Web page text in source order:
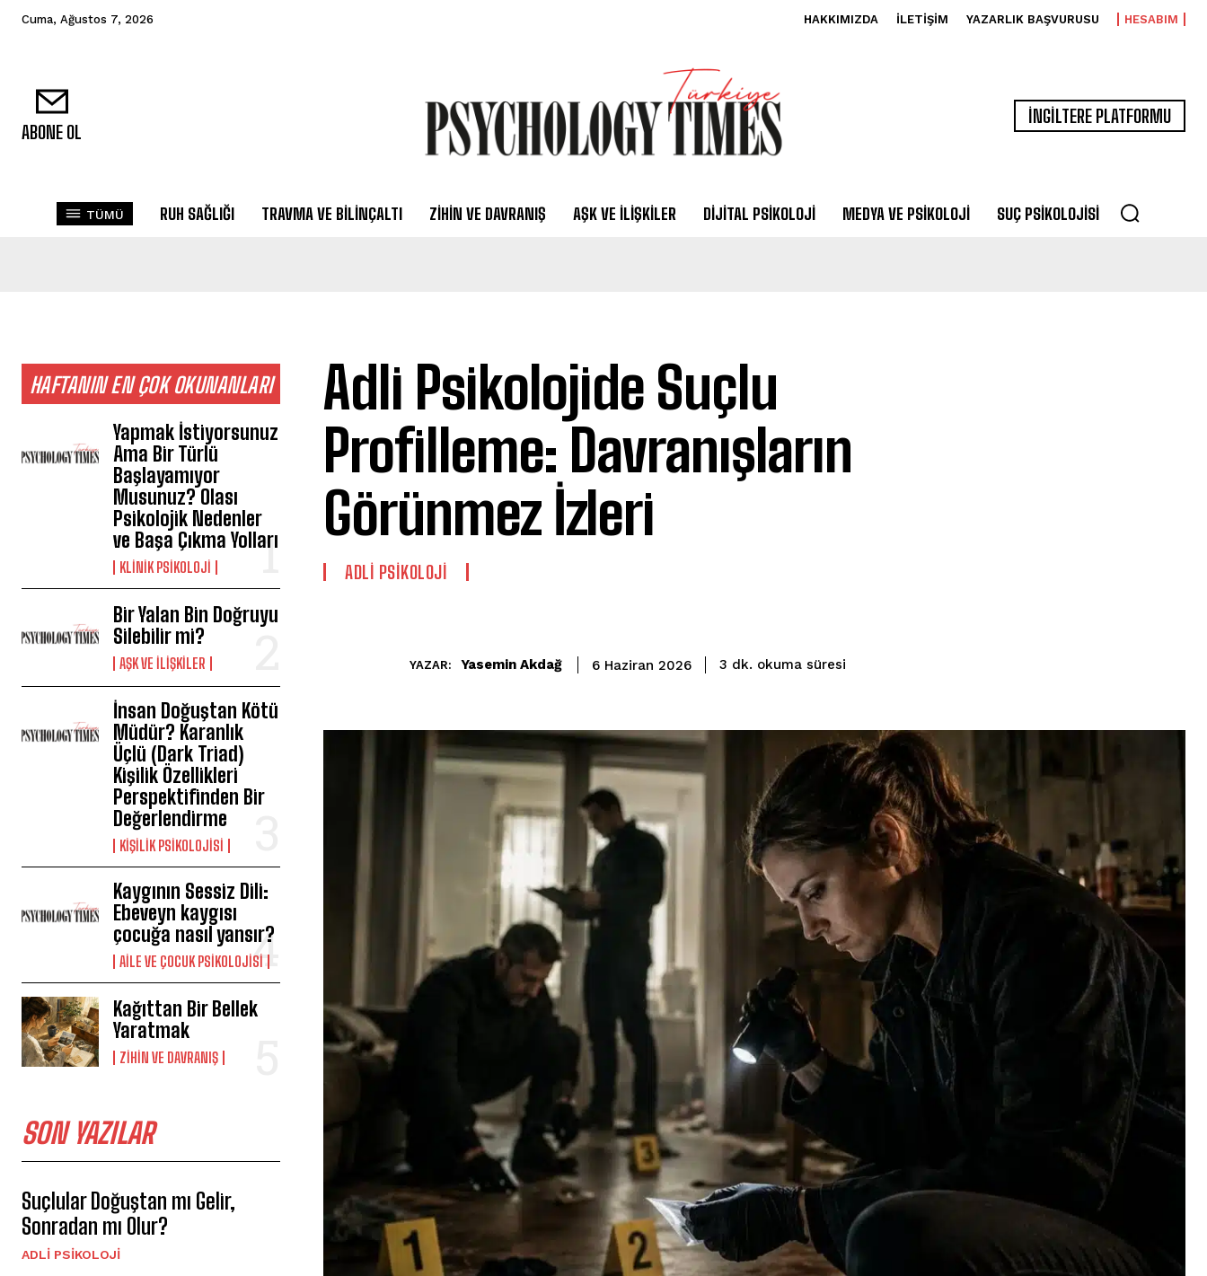
Cuma, Ağustos 7, 2026 HAKKIMIZDA İLETIŞIM YAZARLIK BAŞVURUSU HESABIM
ABONE OL
İNGİLTERE PLATFORMU
TÜMÜ RUH SAĞLIĞI TRAVMA VE BILINÇALTI ZIHIN VE DAVRANIŞ AŞK VE İLIŞKILER DIJITAL PSIKOLOJI MEDYA VE PSIKOLOJI SUÇ PSIKOLOJISI
HAFTANIN EN ÇOK OKUNANLARI
Yapmak İstiyorsunuz
Ama Bir Türlü
Başlayamıyor
Musunuz? Olası
Psikolojik Nedenler
ve Başa Çıkma Yolları
KLINIK PSIKOLOJI
Bir Yalan Bin Doğruyu
Silebilir mi?
AŞK VE İLIŞKILER
İnsan Doğuştan Kötü
Müdür? Karanlık
Üçlü (Dark Triad)
Kişilik Özellikleri
Perspektifinden Bir
Değerlendirme
KIŞILIK PSIKOLOJISI
Kaygının Sessiz Dili:
Ebeveyn kaygısı
çocuğa nasıl yansır?
AILE VE ÇOCUK PSIKOLOJISI
Kağıttan Bir Bellek
Yaratmak
⁠ZIHIN VE DAVRANIŞ
SON YAZILAR
Suçlular Doğuştan mı Gelir,
Sonradan mı Olur?
ADLI PSIKOLOJI
Adli Psikolojide Suçlu
Profilleme: Davranışların
Görünmez İzleri
ADLI PSIKOLOJI
YAZAR: Yasemin Akdağ 6 Haziran 2026 3 dk. okuma süresi